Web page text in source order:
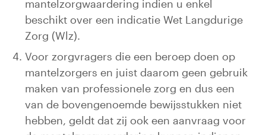
mantelzorgwaardering indien u enkel
beschikt over een indicatie Wet Langdurige
Zorg (Wlz).
Voor zorgvragers die een beroep doen op
mantelzorgers en juist daarom geen gebruik
maken van professionele zorg en dus een
van de bovengenoemde bewijsstukken niet
hebben, geldt dat zij ook een aanvraag voor